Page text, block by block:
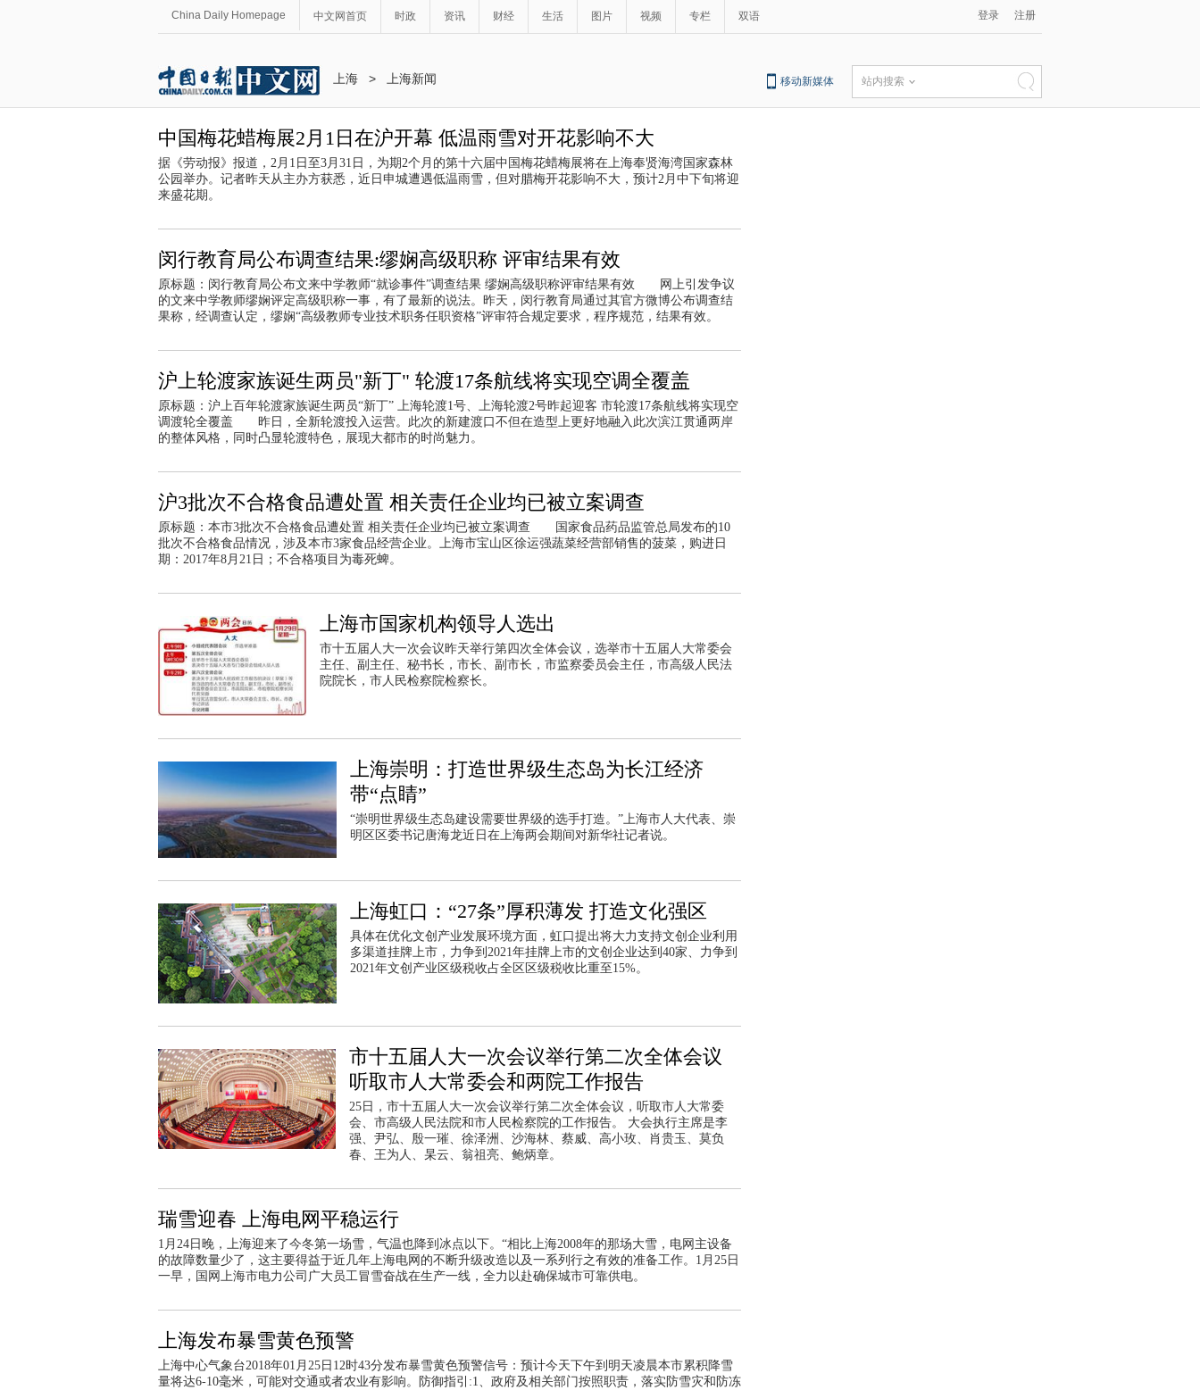
China Daily Homepage 中文网首页 时政 资讯 财经 生活 图片 视频 专栏 双语 登录 注册
上海 > 上海新闻 移动新媒体 站内搜索
中国梅花蜡梅展2月1日在沪开幕 低温雨雪对开花影响不大
据《劳动报》报道，2月1日至3月31日，为期2个月的第十六届中国梅花蜡梅展将在上海奉贤海湾国家森林
公园举办。记者昨天从主办方获悉，近日申城遭遇低温雨雪，但对腊梅开花影响不大，预计2月中下旬将迎
来盛花期。
闵行教育局公布调查结果:缪娴高级职称 评审结果有效
原标题：闵行教育局公布文来中学教师“就诊事件”调查结果 缪娴高级职称评审结果有效 网上引发争议
的文来中学教师缪娴评定高级职称一事，有了最新的说法。昨天，闵行教育局通过其官方微博公布调查结
果称，经调查认定，缪娴“高级教师专业技术职务任职资格”评审符合规定要求，程序规范，结果有效。
沪上轮渡家族诞生两员"新丁" 轮渡17条航线将实现空调全覆盖
原标题：沪上百年轮渡家族诞生两员“新丁” 上海轮渡1号、上海轮渡2号昨起迎客 市轮渡17条航线将实现空
调渡轮全覆盖 昨日，全新轮渡投入运营。此次的新建渡口不但在造型上更好地融入此次滨江贯通两岸
的整体风格，同时凸显轮渡特色，展现大都市的时尚魅力。
沪3批次不合格食品遭处置 相关责任企业均已被立案调查
原标题：本市3批次不合格食品遭处置 相关责任企业均已被立案调查 国家食品药品监管总局发布的10
批次不合格食品情况，涉及本市3家食品经营企业。上海市宝山区徐运强蔬菜经营部销售的菠菜，购进日
期：2017年8月21日；不合格项目为毒死蜱。
上海市国家机构领导人选出
市十五届人大一次会议昨天举行第四次全体会议，选举市十五届人大常委会
主任、副主任、秘书长，市长、副市长，市监察委员会主任，市高级人民法
院院长，市人民检察院检察长。
上海崇明：打造世界级生态岛为长江经济
带“点睛”
“崇明世界级生态岛建设需要世界级的选手打造。”上海市人大代表、崇
明区区委书记唐海龙近日在上海两会期间对新华社记者说。
上海虹口：“27条”厚积薄发 打造文化强区
具体在优化文创产业发展环境方面，虹口提出将大力支持文创企业利用
多渠道挂牌上市，力争到2021年挂牌上市的文创企业达到40家、力争到
2021年文创产业区级税收占全区区级税收比重至15%。
市十五届人大一次会议举行第二次全体会议
听取市人大常委会和两院工作报告
25日，市十五届人大一次会议举行第二次全体会议，听取市人大常委
会、市高级人民法院和市人民检察院的工作报告。 大会执行主席是李
强、尹弘、殷一璀、徐泽洲、沙海林、蔡威、高小玫、肖贵玉、莫负
春、王为人、杲云、翁祖亮、鲍炳章。
瑞雪迎春 上海电网平稳运行
1月24日晚，上海迎来了今冬第一场雪，气温也降到冰点以下。“相比上海2008年的那场大雪，电网主设备
的故障数量少了，这主要得益于近几年上海电网的不断升级改造以及一系列行之有效的准备工作。1月25日
一早，国网上海市电力公司广大员工冒雪奋战在生产一线，全力以赴确保城市可靠供电。
上海发布暴雪黄色预警
上海中心气象台2018年01月25日12时43分发布暴雪黄色预警信号：预计今天下午到明天凌晨本市累积降雪
量将达6-10毫米，可能对交通或者农业有影响。防御指引:1、政府及相关部门按照职责，落实防雪灾和防冻